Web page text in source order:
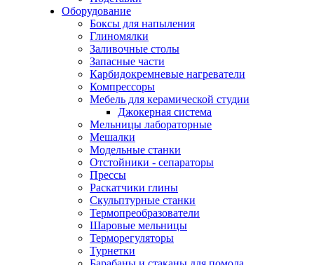
Оборудование
Боксы для напыления
Глиномялки
Заливочные столы
Запасные части
Карбидокремневые нагреватели
Компрессоры
Мебель для керамической студии
Джокерная система
Мельницы лабораторные
Мешалки
Модельные станки
Отстойники - сепараторы
Прессы
Раскатчики глины
Скульптурные станки
Термопреобразователи
Шаровые мельницы
Терморегуляторы
Турнетки